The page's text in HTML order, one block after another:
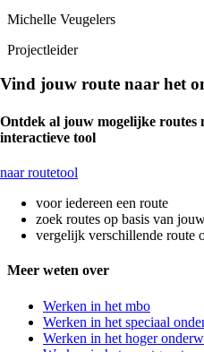
Michelle Veugelers
Projectleider
Vind jouw route naar het
Ontdek al jouw mogelijke routes
interactieve tool
naar routetool
voor iedereen een route
zoek routes op basis van
vergelijk verschillende route
Meer weten over
Werken in het mbo
Werken in het speciaal
Werken in het hoger